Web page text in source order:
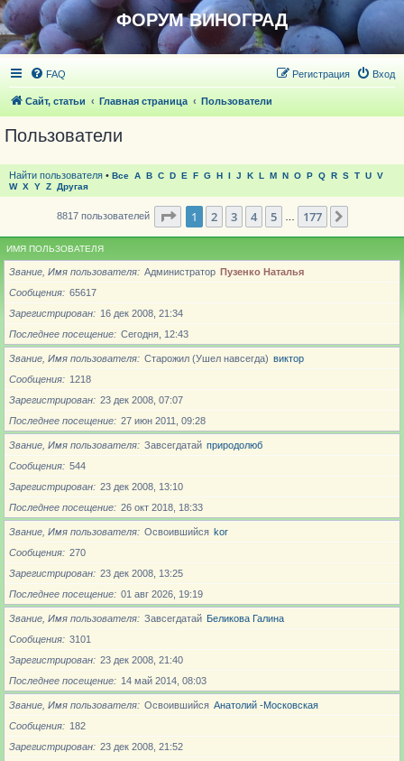
ФОРУМ ВИНОГРАД
FAQ Вход
Регистрация
Сайт, статьи Главная страница Пользователи
Пользователи
Найти пользователя • Все A B C D E F G H I J K L M N O P Q R S T U V
W X Y Z Другая
8817 пользователей Страница из 177
1 2 3 4 5 177
ИМЯ ПОЛЬЗОВАТЕЛЯ
Звание, Имя пользователя Администратор Пузенко Наталья
Сообщения
65617
Зарегистрирован
16 дек 2008, 21:34
Последнее посещение
Сегодня, 12:43
Звание, Имя пользователя Старожил (Ушел навсегда) виктор
Сообщения
1218
Зарегистрирован
23 дек 2008, 07:07
Последнее посещение
27 июн 2011, 09:28
Звание, Имя пользователя Завсегдатай природолюб
Сообщения
544
Зарегистрирован
23 дек 2008, 13:10
Последнее посещение
26 окт 2018, 18:33
Звание, Имя пользователя Освоившийся kor
Сообщения
270
Зарегистрирован
23 дек 2008, 13:25
Последнее посещение
01 авг 2026, 19:19
Звание, Имя пользователя Завсегдатай Беликова Галина
Сообщения
3101
Зарегистрирован
23 дек 2008, 21:40
Последнее посещение
14 май 2014, 08:03
Звание, Имя пользователя Освоившийся Анатолий -Московская
Сообщения
182
Зарегистрирован
23 дек 2008, 21:52